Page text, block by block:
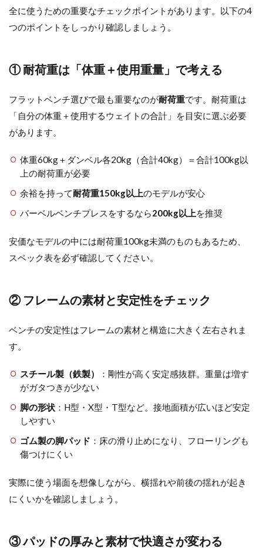
全に使うための重要なチェックポイントがあります。以下の4
つのポイントをしっかり確認しましょう。
① 耐荷重は「体重＋使用重量」で考える
フラットベンチ選びで最も重要なのが耐荷重です。耐荷重は
「自分の体重＋使用するウェイトの合計」を目安に選ぶ必要
があります。
体重60kg＋ダンベル各20kg（合計40kg）＝合計100kg以
上の耐荷重が必要
余裕を持って耐荷重150kg以上のモデルが安心
バーベルベンチプレスをするなら200kg以上を推奨
安価なモデルの中には耐荷重100kg未満のものもあるため、
スペック表を必ず確認してください。
② フレームの素材と安定性をチェック
ベンチの安定性はフレームの素材と構造に大きく左右されま
す。
スチール製（鉄製）
：剛性が高く安定感抜群。重量は増す
がガタつきが少ない
脚の形状：H型・X型・T型など。接地面積が広いほど安定
しやすい
ゴム製の脚パッド ：床の滑り止めになり、フローリングも
傷つけにくい
実際に使う場面を想像しながら、横揺れや前後の揺れが起き
にくいかを確認しましょう。
③ パッドの厚みと素材で快適さが変わる